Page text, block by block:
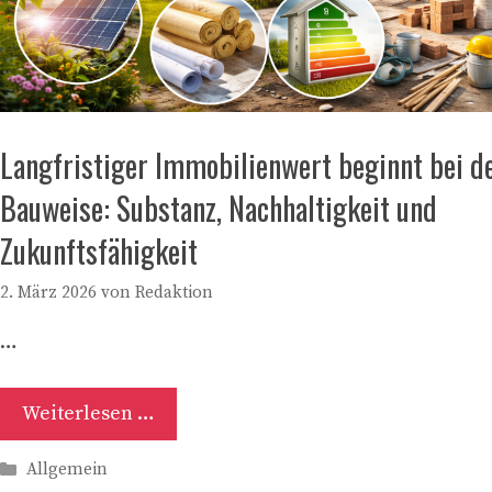
Langfristiger Immobilienwert beginnt bei
Bauweise: Substanz, Nachhaltigkeit und
Zukunftsfähigkeit
2. März 2026 von Redaktion
…
Weiterlesen …
Kategorien
Allgemein